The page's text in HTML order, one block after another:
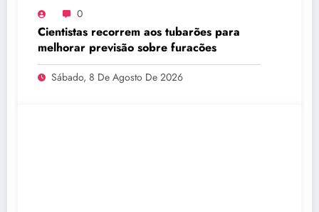
0
Cientistas recorrem aos tubarões para
melhorar previsão sobre furacões
Sábado, 8 De Agosto De 2026